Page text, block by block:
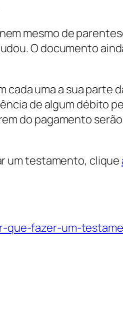
mesmo de
O documento
uma a sua parte
de algum débito
do pagamento
um testamento, clique
que-fazer-um-